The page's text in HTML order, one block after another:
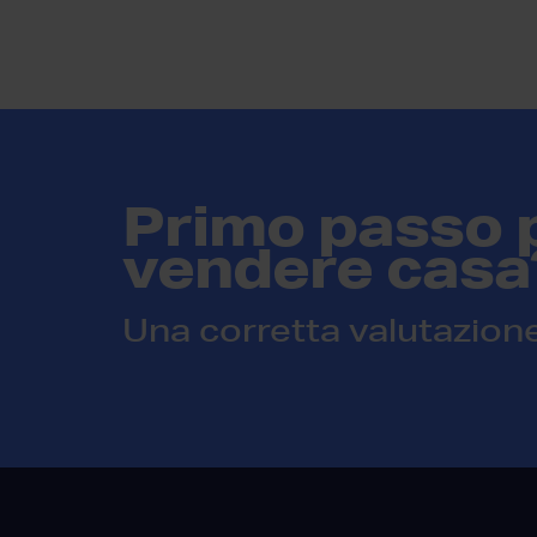
Primo passo
vendere
Una corretta